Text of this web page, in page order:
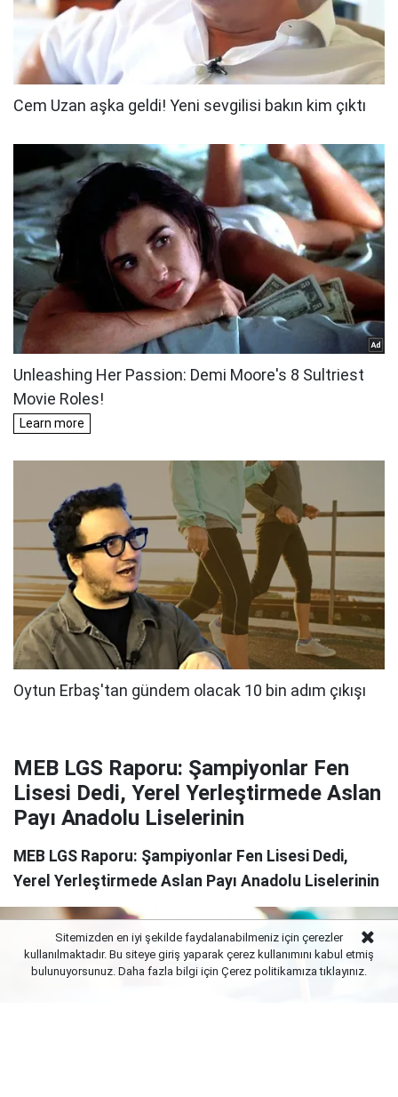
MEB LGS Raporu: Şampiyonlar Fen
Lisesi Dedi, Yerel Yerleştirmede Aslan
Payı Anadolu Liselerinin
MEB LGS Raporu: Şampiyonlar Fen Lisesi Dedi,
Yerel Yerleştirmede Aslan Payı Anadolu Liselerinin
Sitemizden en iyi şekilde faydalanabilmeniz için çerezler
kullanılmaktadır. Bu siteye giriş yaparak çerez kullanımını kabul etmiş
bulunuyorsunuz. Daha fazla bilgi için Çerez politikamızatıklayınız.